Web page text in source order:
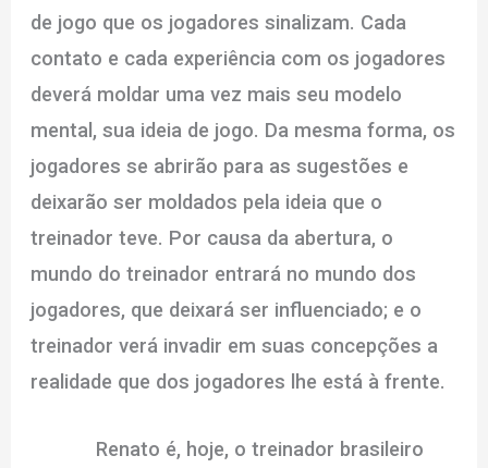
de jogo que os jogadores sinalizam. Cada
contato e cada experiência com os jogadores
deverá moldar uma vez mais seu modelo
mental, sua ideia de jogo. Da mesma forma, os
jogadores se abrirão para as sugestões e
deixarão ser moldados pela ideia que o
treinador teve. Por causa da abertura, o
mundo do treinador entrará no mundo dos
jogadores, que deixará ser influenciado; e o
treinador verá invadir em suas concepções a
realidade que dos jogadores lhe está à frente.
Renato é, hoje, o treinador brasileiro